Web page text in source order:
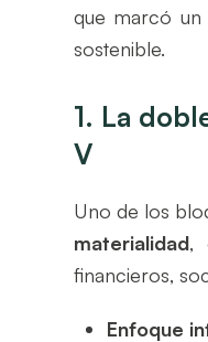
que marcó un
sostenible.
1. La
V
Uno de los
materialidad,
financieros,
Enfoque